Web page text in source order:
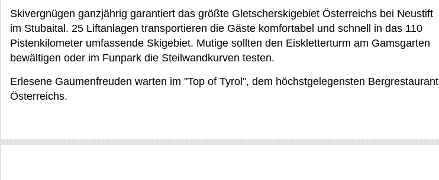
Skivergnügen ganzjährig garantiert das größte Gletscherskigebiet Österreichs bei Neustift
im Stubaital. 25 Liftanlagen transportieren die Gäste komfortabel und schnell in das 110
Pistenkilometer umfassende Skigebiet. Mutige sollten den Eiskletterturm am Gamsgarten
bewältigen oder im Funpark die Steilwandkurven testen.
Erlesene Gaumenfreuden warten im "Top of Tyrol", dem höchstgelegensten Bergrestaurant
Österreichs.